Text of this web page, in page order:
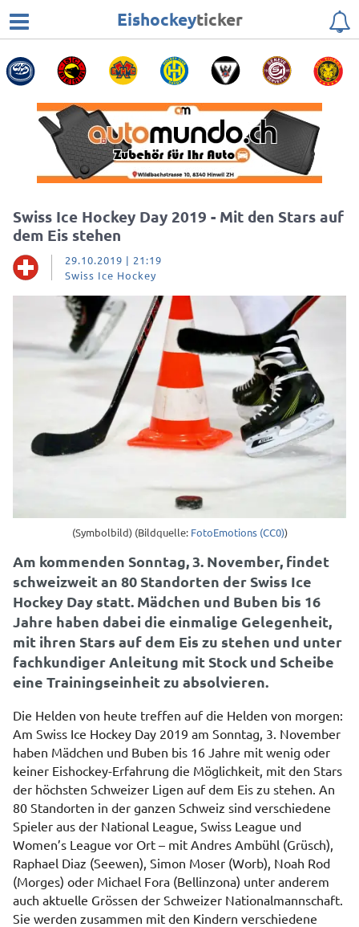
Eishockeyticker
Swiss Ice Hockey Day 2019 - Mit den Stars auf
dem Eis stehen
29.10.2019 | 21:19
Swiss Ice Hockey
(Symbolbild) (Bildquelle: FotoEmotions (CC0))
Am kommenden Sonntag, 3. November, findet
schweizweit an 80 Standorten der Swiss Ice
Hockey Day statt. Mädchen und Buben bis 16
Jahre haben dabei die einmalige Gelegenheit,
mit ihren Stars auf dem Eis zu stehen und unter
fachkundiger Anleitung mit Stock und Scheibe
eine Trainingseinheit zu absolvieren.
Die Helden von heute treffen auf die Helden von morgen:
Am Swiss Ice Hockey Day 2019 am Sonntag, 3. November
haben Mädchen und Buben bis 16 Jahre mit wenig oder
keiner Eishockey-Erfahrung die Möglichkeit, mit den Stars
der höchsten Schweizer Ligen auf dem Eis zu stehen. An
80 Standorten in der ganzen Schweiz sind verschiedene
Spieler aus der National League, Swiss League und
Women’s League vor Ort – mit Andres Ambühl (Grüsch),
Raphael Diaz (Seewen), Simon Moser (Worb), Noah Rod
(Morges) oder Michael Fora (Bellinzona) unter anderem
auch aktuelle Grössen der Schweizer Nationalmannschaft.
Sie werden zusammen mit den Kindern verschiedene